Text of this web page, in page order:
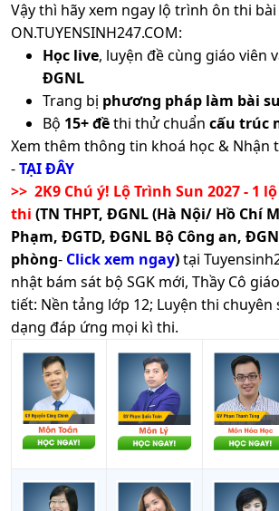
Vậy thì hãy xem ngay lộ trình ôn thi
ON.TUYENSINH247.COM:
Học live, luyện đề cùng giáo viên
ĐGNL
Trang bị phương pháp làm bài
Bộ 15+ đềthi thử chuẩn cấu trúc
Xem thêm thông tin khoá học & Nhận
-TẠI ĐÂY
>> 2K9 Chú ý! Lộ Trình Sun 2027 - 1
thi (TN THPT, ĐGNL (Hà Nội/ Hồ Chí
Phạm, ĐGTD, ĐGNL Bộ Công an,
phòng- Click xem ngay)tại
nhật bám sát bộ SGK mới, Thầy Cô
tiết: Nền tảng lớp 12; Luyện thi chuyên
dạng đáp ứng mọi kì thi.